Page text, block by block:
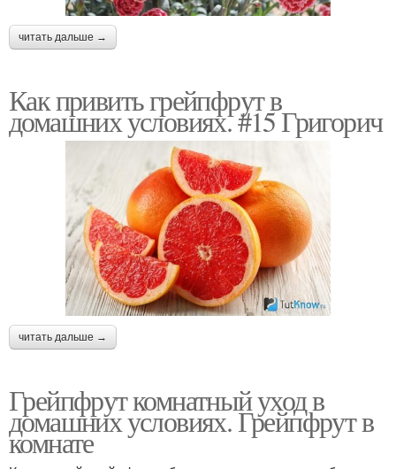
читать дальше →
Как привить грейпфрут в
домашних условиях. #15 Григорич
читать дальше →
Грейпфрут комнатный уход в
домашних условиях. Грейпфрут в
комнате